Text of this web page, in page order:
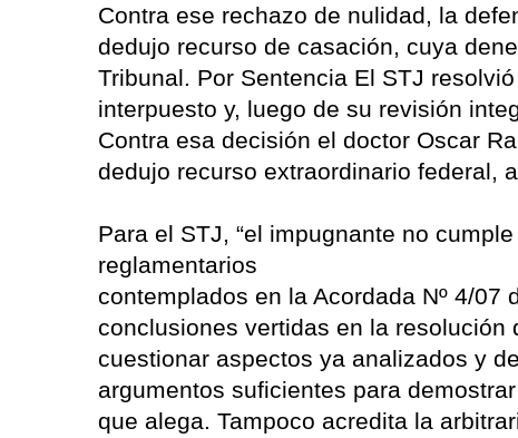
Contra ese rechazo de nulidad, la
dedujo recurso de casación, cuya
Tribunal. Por Sentencia El STJ
interpuesto y, luego de su revisión
Contra esa decisión el doctor Oscar
dedujo recurso extraordinario federal,
Para el STJ, “el impugnante no
reglamentarios
contemplados en la Acordada Nº 4/
conclusiones vertidas en la
cuestionar aspectos ya analizados y
argumentos suficientes para
que alega. Tampoco acredita la